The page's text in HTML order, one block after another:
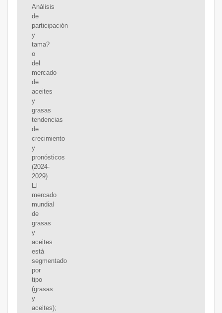
Análisis
de
participación
y
tama?
o
del
mercado
de
aceites
y
grasas
tendencias
de
crecimiento
y
pronósticos
(2024-
2029)
El
mercado
mundial
de
grasas
y
aceites
está
segmentado
por
tipo
(grasas
y
aceites);